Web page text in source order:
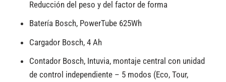
Reducción del peso y del factor de forma
Batería Bosch, PowerTube 625Wh
Cargador Bosch, 4 Ah
Contador Bosch, Intuvia, montaje central con unidad
de control independiente – 5 modos (Eco, Tour,